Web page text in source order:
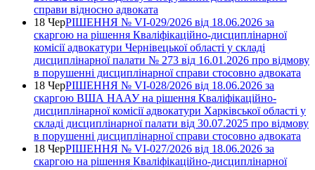
справи відносно адвоката
18 ЧерРІШЕННЯ № VІ-029/2026 від 18.06.2026 за
скаргою на рішення Кваліфікаційно-дисциплінарної
комісії адвокатури Чернівецької області у складі
дисциплінарної палати № 273 від 16.01.2026 про відмову
в порушенні дисциплінарної справи стосовно адвоката
18 ЧерРІШЕННЯ № VІ-028/2026 від 18.06.2026 за
скаргою ВША НААУ на рішення Кваліфікаційно-
дисциплінарної комісії адвокатури Харківської області у
складі дисциплінарної палати від 30.07.2025 про відмову
в порушенні дисциплінарної справи стосовно адвоката
18 ЧерРІШЕННЯ № VІ-027/2026 від 18.06.2026 за
скаргою на рішення Кваліфікаційно-дисциплінарної